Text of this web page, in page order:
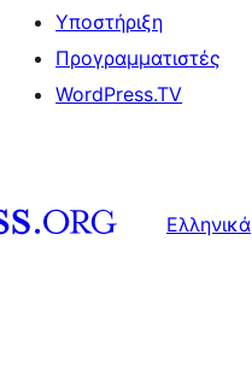
Υποστήριξη
Προγραμματιστές
WordPress.TV
Ελληνικά